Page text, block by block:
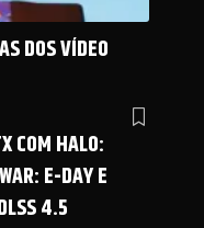
DOS VÍDEO
COM HALO:
E-DAY E
4.5